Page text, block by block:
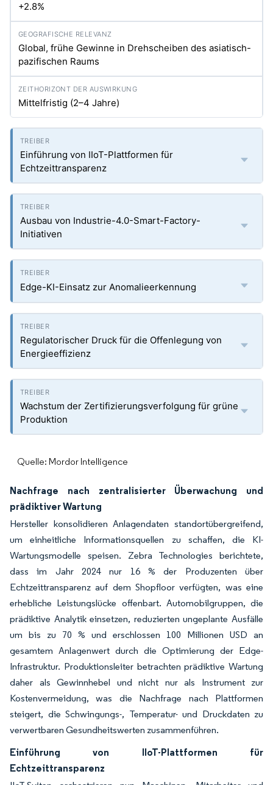
+2.8%
Global, frühe Gewinne in Drehscheiben des asiatisch-
pazifischen Raums
Mittelfristig (2–4 Jahre)
Einführung von IIoT-Plattformen für
Echtzeittransparenz
Ausbau von Industrie-4.0-Smart-Factory-
Initiativen
Edge-KI-Einsatz zur Anomalieerkennung
Regulatorischer Druck für die Offenlegung von
Energieeffizienz
Wachstum der Zertifizierungsverfolgung für grüne
Produktion
Quelle: Mordor Intelligence
Nachfrage nach zentralisierter Überwachung und
prädiktiver Wartung
Hersteller konsolidieren Anlagendaten standortübergreifend,
um einheitliche Informationsquellen zu schaffen, die KI-
Wartungsmodelle speisen. Zebra Technologies berichtete,
dass im Jahr 2024 nur 16 % der Produzenten über
Echtzeittransparenz auf dem Shopfloor verfügten, was eine
erhebliche Leistungslücke offenbart. Automobilgruppen, die
prädiktive Analytik einsetzen, reduzierten ungeplante Ausfälle
um bis zu 70 % und erschlossen 100 Millionen USD an
gesamtem Anlagenwert durch die Optimierung der Edge-
Infrastruktur. Produktionsleiter betrachten prädiktive Wartung
daher als Gewinnhebel und nicht nur als Instrument zur
Kostenvermeidung, was die Nachfrage nach Plattformen
steigert, die Schwingungs-, Temperatur- und Druckdaten zu
verwertbaren Gesundheitswerten zusammenführen.
Einführung von IIoT-Plattformen für
Echtzeittransparenz